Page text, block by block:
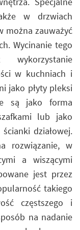
w drzwiach
można zauważyć
Wycinanie tego
wykorzystanie
w kuchniach i
jako płyty pleksi
są jako forma
lub jako
działowej.
rozwiązanie, w
a wiszącymi
jest przez
takiego
częstszego i
na nadanie